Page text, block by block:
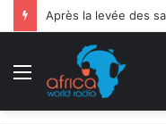
Menu